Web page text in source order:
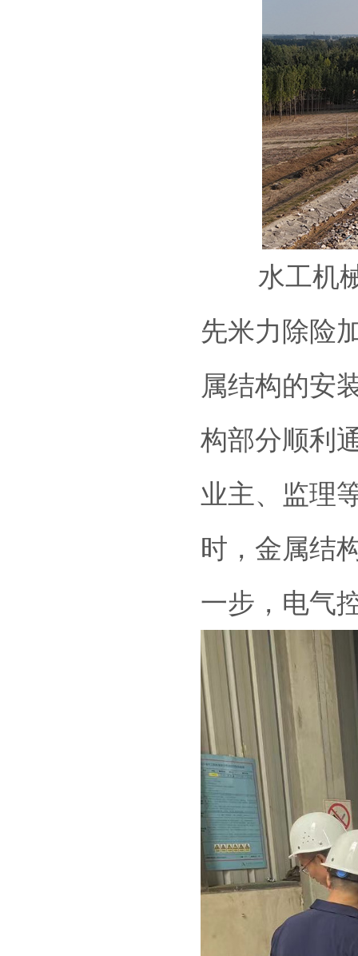
水工机械
先米力除险
属结构的安
构部分顺利
业主、监理
时，金属结
一步，电气